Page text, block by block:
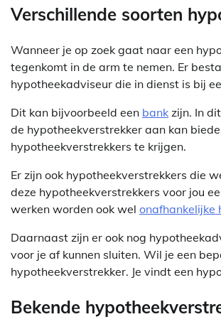
Verschillende soorten
Wanneer je op zoek gaat naar een
tegenkomt in de arm te nemen. Er
hypotheekadviseur die in dienst is bij
Dit kan bijvoorbeeld een bank zijn. In
de hypotheekverstrekker aan kan
hypotheekverstrekkers te krijgen.
Er zijn ook hypotheekverstrekkers die
deze hypotheekverstrekkers voor jou
werken worden ook wel onafhankelijke
Daarnaast zijn er ook nog
voor je af kunnen sluiten. Wil je een
hypotheekverstrekker. Je vindt een
Bekende